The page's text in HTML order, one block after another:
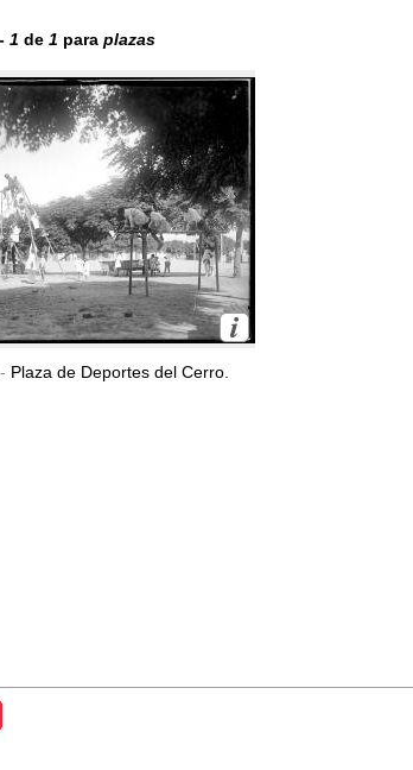
- 1 de 1 para plazas
Plaza de Deportes del Cerro.